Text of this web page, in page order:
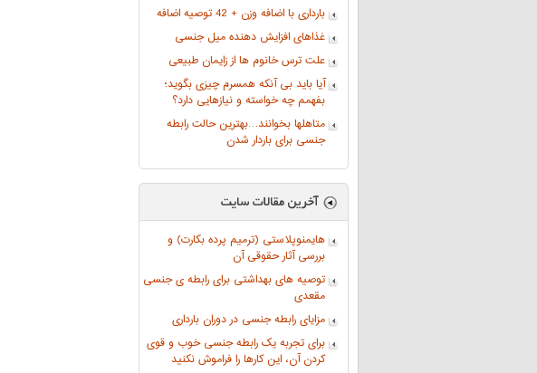
بارداری با اضافه وزن + 42 توصیه اضافه
غذاهای افزایش دهنده میل جنسی
علت ترس خانوم ها از زایمان طبیعی
آیا باید بی آنکه همسرم چیزی بگوید؛
بفهمم چه خواسته و نیازهایی دارد؟
متاهلها بخوانند…بهترین حالت رابطه‌
جنسی برای باردار شدن
هایمنوپلاستی (ترمیم پرده بکارت) و
بررسی آثار حقوقی آن
توصیه های بهداشتی برای رابطه ی جنسی
مقعدی
مزایای رابطه جنسی در دوران بارداری
برای تجربه یک رابطه جنسی خوب و قوی
کردن آن، این کارها را فراموش نکنید